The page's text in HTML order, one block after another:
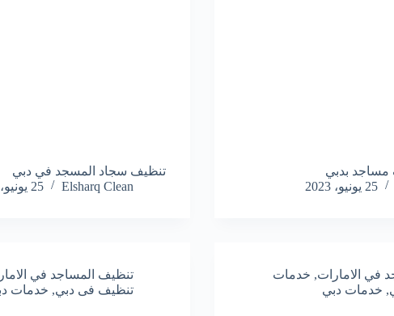
بدبي
25 يونيو، 2023
تنظيف سجاد المسجد في دبي
Elsharq Clean
25 يونيو، 2023
في الامارات, خدمات
, خدمات دبي
تنظيف المساجد في
تنظيف فى دبي, خدمات